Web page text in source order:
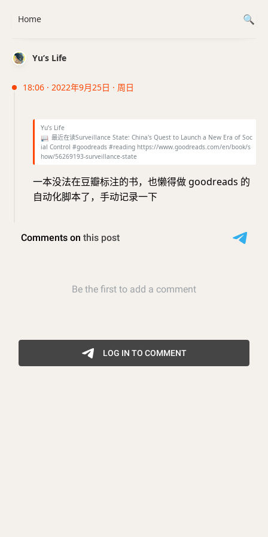
Yu’s Life
18:06 · 2022年9月25日 · 周日
Yu’s Life
📖 最近在读Surveillance State: China's Quest to Launch a New Era of Soc
ial Control #goodreads #reading https://www.goodreads.com/en/book/s
how/56269193-surveillance-state
一本没法在豆瓣标注的书，也懒得做 goodreads 的
自动化脚本了，手动记录一下
Home